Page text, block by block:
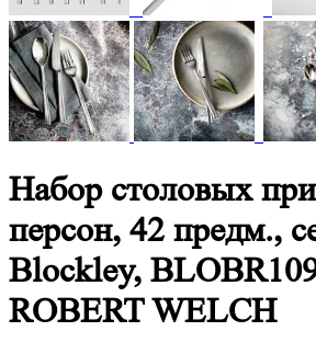
Набор столовых
персон, 42 предм.,
Blockley,
ROBERT WELCH